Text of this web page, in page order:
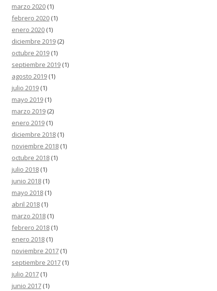
marzo 2020 (1)
febrero 2020 (1)
enero 2020 (1)
diciembre 2019 (2)
octubre 2019 (1)
septiembre 2019 (1)
agosto 2019 (1)
julio 2019 (1)
mayo 2019 (1)
marzo 2019 (2)
enero 2019 (1)
diciembre 2018 (1)
noviembre 2018 (1)
octubre 2018 (1)
julio 2018 (1)
junio 2018 (1)
mayo 2018 (1)
abril 2018 (1)
marzo 2018 (1)
febrero 2018 (1)
enero 2018 (1)
noviembre 2017 (1)
septiembre 2017 (1)
julio 2017 (1)
junio 2017 (1)